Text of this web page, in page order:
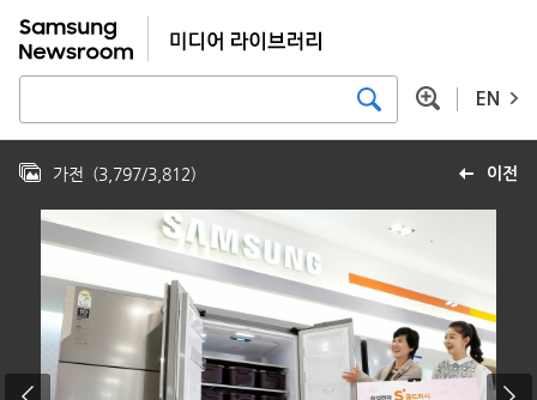
EN
이전
가전 (3,797/3,812)